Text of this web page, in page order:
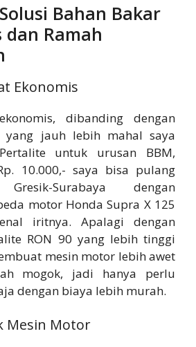
Bahan Bakar
Ramah
Ekonomis
dibanding dengan
yang jauh lebih mahal saya
untuk urusan BBM,
10.000,- saya bisa pulang
Surabaya dengan
motor Honda Supra X 125
iritnya. Apalagi dengan
RON 90 yang lebih tinggi
mesin motor lebih awet
mogok, jadi hanya perlu
dengan biaya lebih murah.
Mesin Motor